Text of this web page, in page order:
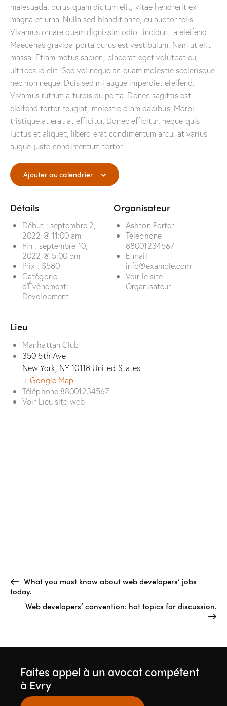
malesuada, purus quam dictum elit, vitae hendrerit ex
magna et urna. Nulla sed blandit ante, eu auctor felis.
Vivamus ornare quam dignissim odio tincidunt a eleifend.
Maecenas gravida porta purus est vestibulum. Nam ut elit
massa. Etiam metus sapien, placerat eget volutpat eu,
ultrices id elit. Sed vel neque ac quam molestie scelerisque
nec non neque. Duis sed mi augue imperdiet eleifend.
Vivamus rutrum a turpis eu porta. Donec sagittis est
eleifend tortor feugiat, molestie diam dapibus. Morbi
tristique at erat at efficitur. Donec efficitur, neque quis
luctus et aliquet, libero erat condimentum arcu, at varius
augue justo condimentum tortor.
Ajouter au calendrier
Détails
Début : septembre 2,
2022 @ 11:00 am
Fin : septembre 10,
2022 @ 5:00 pm
Prix : $580
Catégorie
d’Évènement:
Development
Organisateur
Ashton Porter
Téléphone
88001234567
E-mail
info@example.com
Voir le site
Organisateur
Lieu
Manhattan Club
350 5th Ave
New York NY 10118 United States
+ Google Map
Téléphone 88001234567
Voir Lieu site web
What you must know about web developers’ jobs
today.
Web developers’ convention: hot topics for discussion.
Faites appel à un avocat compétent
à Evry